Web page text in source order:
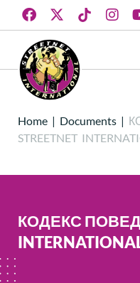
Home | Documents |
STREETNET
КОДЕКС